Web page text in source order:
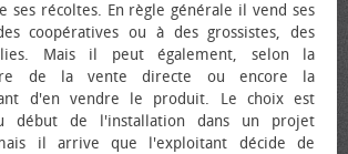
ses récoltes. En règle générale il vend ses
coopératives ou à des grossistes, des
Mais il peut également, selon la
de la vente directe ou encore la
d'en vendre le produit. Le choix est
début de l'installation dans un projet
il arrive que l'exploitant décide de